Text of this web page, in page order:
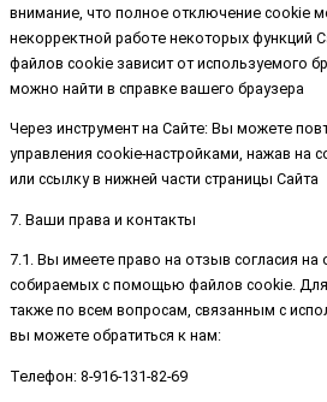
внимание, что полное отключение cookie
некорректной работе некоторых функций
файлов cookie зависит от используемого
можно найти в справке вашего браузера
Через инструмент на Сайте: Вы можете
управления cookie-настройками, нажав на
или ссылку в нижней части страницы Сайта
7. Ваши права и контакты
7.1. Вы имеете право на отзыв согласия на
собираемых с помощью файлов cookie. Для
также по всем вопросам, связанным с
вы можете обратиться к нам:
Телефон: 8-916-131-82-69